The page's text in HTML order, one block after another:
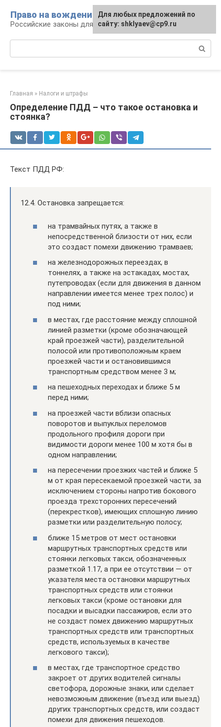
контенту
Право на вождение
Российские законы для автомобилистов
Главная » Налоги и штрафы
Определение ПДД – что такое остановка и
стоянка?
Текст ПДД РФ:
12.4. Остановка запрещается:
на трамвайных путях, а также в
непосредственной близости от них, если
это создаст помехи движению трамваев;
на железнодорожных переездах, в
тоннелях, а также на эстакадах, мостах,
путепроводах (если для движения в данном
направлении имеется менее трех полос) и
под ними;
в местах, где расстояние между сплошной
линией разметки (кроме обозначающей
край проезжей части), разделительной
полосой или противоположным краем
проезжей части и остановившимся
транспортным средством менее 3 м;
на пешеходных переходах и ближе 5 м
перед ними;
на проезжей части вблизи опасных
поворотов и выпуклых переломов
продольного профиля дороги при
видимости дороги менее 100 м хотя бы в
одном направлении;
на пересечении проезжих частей и ближе 5
м от края пересекаемой проезжей части, за
исключением стороны напротив бокового
проезда трехсторонних пересечений
(перекрестков), имеющих сплошную линию
разметки или разделительную полосу;
ближе 15 метров от мест остановки
маршрутных транспортных средств или
стоянки легковых такси, обозначенных
разметкой 1.17, а при ее отсутствии — от
указателя места остановки маршрутных
транспортных средств или стоянки
легковых такси (кроме остановки для
посадки и высадки пассажиров, если это
не создаст помех движению маршрутных
транспортных средств или транспортных
средств, используемых в качестве
легкового такси);
в местах, где транспортное средство
закроет от других водителей сигналы
светофора, дорожные знаки, или сделает
невозможным движение (въезд или выезд)
других транспортных средств, или создаст
помехи для движения пешеходов.
Для любых предложений по
сайту: shklyaev@cp9.ru